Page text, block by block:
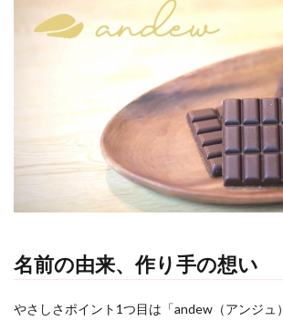
名前の由来、作り手の想い
やさしさポイント1つ目は「andew（アンジュ